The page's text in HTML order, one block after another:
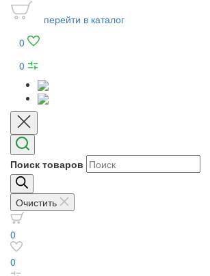
перейти в каталог
0
0
Поиск товаров
Очистить
0
0